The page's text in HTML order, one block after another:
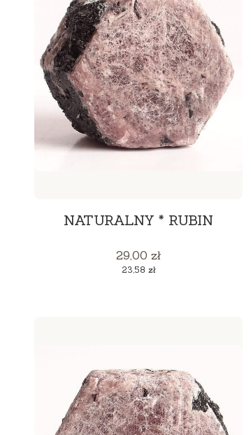
NATURALNY * RUBIN
Cena
29,00 zł
Cena
23,58 zł